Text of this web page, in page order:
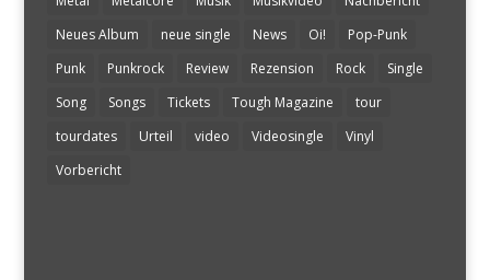
Neues Album
neue single News Oi!
Pop-Punk
Punk
Punkrock Review Rezension Rock
Single
Song
Songs Tickets Tough Magazine
tour
tourdates
Urteil video Videosingle
Vinyl
Vorbericht